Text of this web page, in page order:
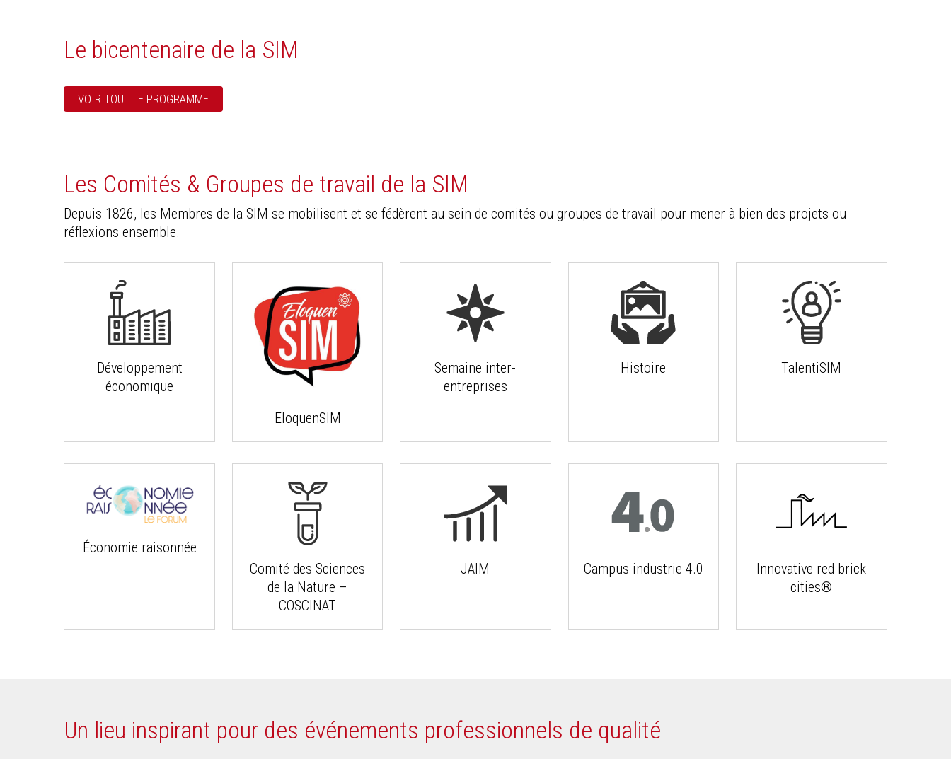
Le bicentenaire de la SIM
VOIR TOUT LE PROGRAMME
Les Comités & Groupes de travail de la SIM
Depuis 1826, les Membres de la SIM se mobilisent et se fédèrent au sein de comités ou groupes de travail pour mener à bien des projets ou
réflexions ensemble.
Développement
économique
EloquenSIM
Semaine inter-
entreprises
Histoire TalentiSIM
Économie raisonnée
Comité des Sciences
de la Nature –
COSCINAT
JAIM Campus industrie 4.0
Innovative red brick
cities®
Un lieu inspirant pour des événements professionnels de qualité